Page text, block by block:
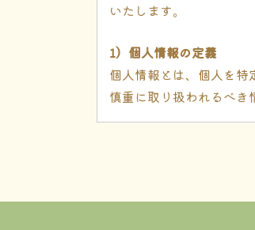
いたします。
1）個人情報の定義
個人情報とは、個人を
慎重に取り扱われるべき